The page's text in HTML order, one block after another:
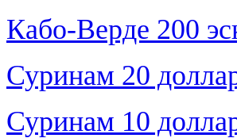
Кабо-Верде 200
Суринам 20
Суринам 10